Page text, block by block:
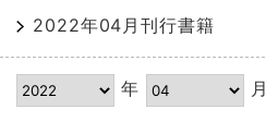
2022年04月刊行書籍
年 月